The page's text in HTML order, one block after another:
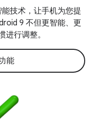
技术，让手机为您提
9 不但更智能、更
行调整。
能